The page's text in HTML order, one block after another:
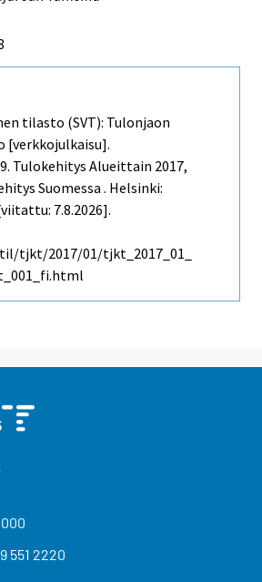
tilasto (SVT): Tulonjaon
[verkkojulkaisu].
Tulokehitys Alueittain 2017,
Suomessa . Helsinki:
7.8.2026].
tjkt/2017/01/tjkt_2017_01_
551 2220